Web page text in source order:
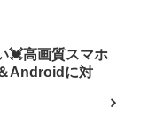
💓高画質スマホ
Androidに対